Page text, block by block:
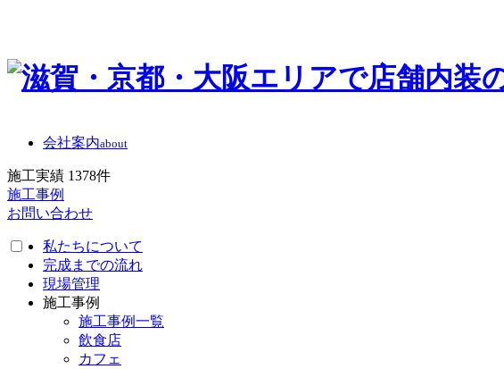
会社案内about
施工実績 1378件
施工事例
お問い合わせ
私たちについて
完成までの流れ
現場管理
施工事例
施工事例一覧
飲食店
カフェ